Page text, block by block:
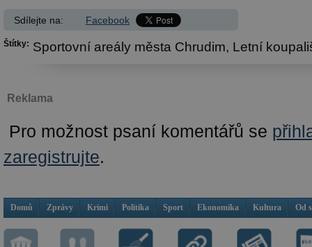
Sdílejte na: Facebook
Štítky: Sportovní areály města Chrudim, Letní
Reklama
Pro možnost psaní komentářů se
zaregistrujte.
Domů Zprávy Krimi Politika Sport Ekonomika Kultura Od